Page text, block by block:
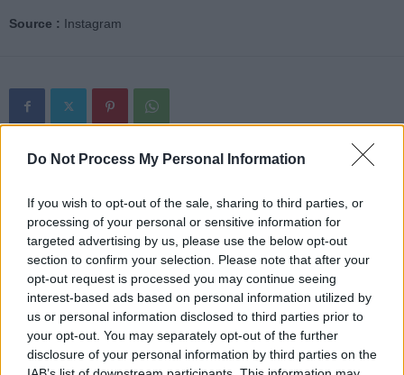
Do Not Process My Personal Information
If you wish to opt-out of the sale, sharing to third parties, or
processing of your personal or sensitive information for
targeted advertising by us, please use the below opt-out
section to confirm your selection. Please note that after your
opt-out request is processed you may continue seeing
interest-based ads based on personal information utilized by
us or personal information disclosed to third parties prior to
your opt-out. You may separately opt-out of the further
disclosure of your personal information by third parties on the
Source : Instagram
Article précédent
: elle a vécu 117 ans et
inspire la planète
Article suivant
dangers invisibles pour
vos yeux
news